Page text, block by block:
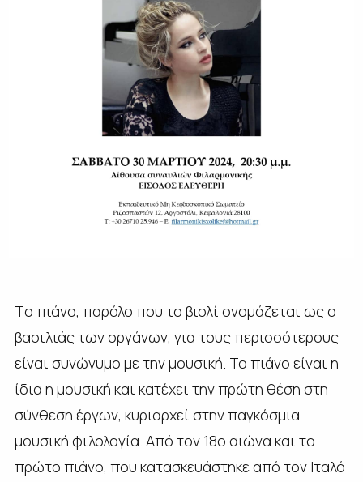
Tο πιάνο, παρόλο που το βιολί ονομάζεται ως ο
βασιλιάς των οργάνων, για τους περισσότερους
είναι συνώνυμο με την μουσική. Το πιάνο είναι η
ίδια η μουσική και κατέχει την πρώτη θέση στη
σύνθεση έργων, κυριαρχεί στην παγκόσμια
μουσική φιλολογία. Από τον 18ο αιώνα και το
πρώτο πιάνο, που κατασκευάστηκε από τον Ιταλό